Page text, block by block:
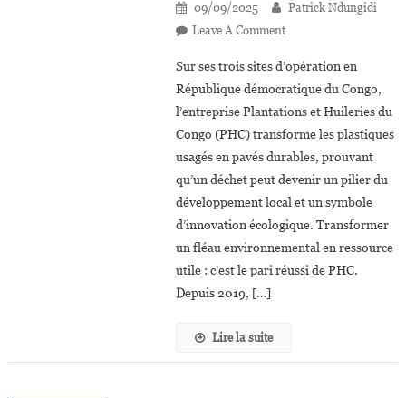
09/09/2025
Patrick Ndungidi
Leave A CommentOn
Plastiques :
PHC
Transforme
La
Pollution
En
Solution
Sur ses trois sites d’opération en
République démocratique du Congo,
l’entreprise Plantations et Huileries du
Congo (PHC) transforme les plastiques
usagés en pavés durables, prouvant
qu’un déchet peut devenir un pilier du
développement local et un symbole
d’innovation écologique. Transformer
un fléau environnemental en ressource
utile : c’est le pari réussi de PHC.
Depuis 2019, […]
Lire la suite